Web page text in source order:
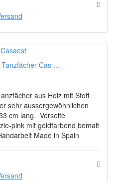
Cas ...
aus Holz mit Stoff
sehr aussergewöhnlichen
cm lang. Vorseite
pink mit goldfarbend bemalt
Made in Spain